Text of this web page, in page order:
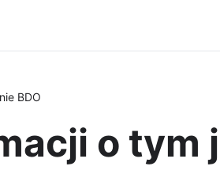
BDO
o tym